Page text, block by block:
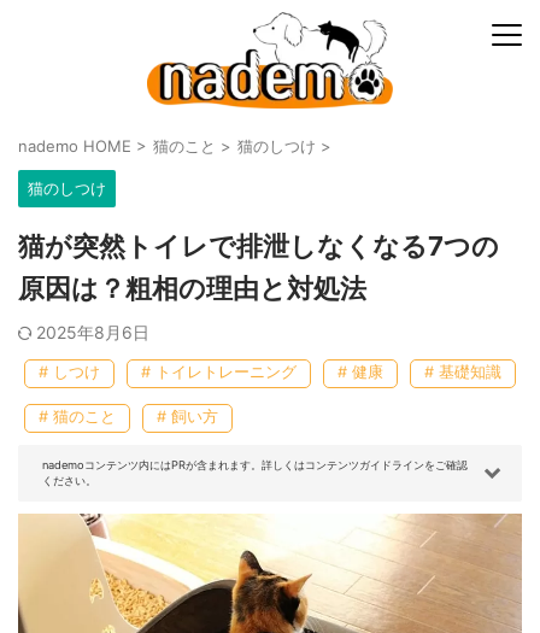
nademo HOME > 猫のこと > 猫のしつけ >
猫のしつけ
猫が突然トイレで排泄しなくなる7つの
原因は？粗相の理由と対処法
2025年8月6日
# しつけ # トイレトレーニング # 健康 # 基礎知識
# 猫のこと # 飼い方
nademoコンテンツ内にはPRが含まれます。詳しくはコンテンツガイドラインをご確認
ください。